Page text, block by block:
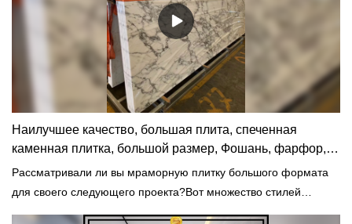
Наилучшее качество, большая плита, спеченная
каменная плитка, большой размер, Фошань, фарфор,
мрамор, напольная плитка, завод
Рассматривали ли вы мраморную плитку большого формата
для своего следующего проекта?Вот множество стилей